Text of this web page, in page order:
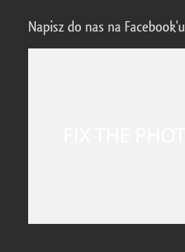
Napisz do nas na Facebook'u